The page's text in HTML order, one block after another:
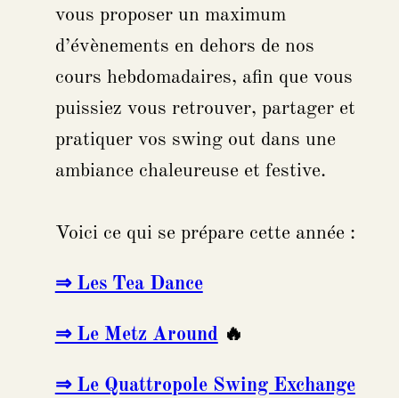
vous proposer un maximum
d’évènements en dehors de nos
cours hebdomadaires, afin que vous
puissiez vous retrouver, partager et
pratiquer vos swing out dans une
ambiance chaleureuse et festive.
Voici ce qui se prépare cette année :
⇒ Les Tea Dance
⇒ Le Metz Around🔥
⇒ Le Quattropole Swing Exchange